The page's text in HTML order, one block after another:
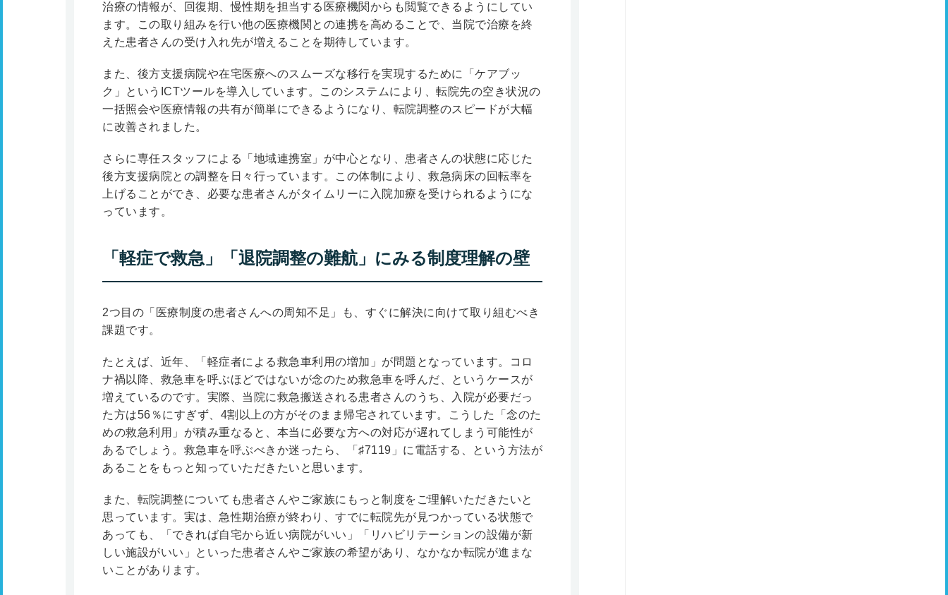
治療の情報が、回復期、慢性期を担当する医療機関からも閲覧できるようにしてい
ます。この取り組みを行い他の医療機関との連携を高めることで、当院で治療を終
えた患者さんの受け入れ先が増えることを期待しています。
また、後方支援病院や在宅医療へのスムーズな移行を実現するために「ケアブッ
ク」というICTツールを導入しています。このシステムにより、転院先の空き状況の
一括照会や医療情報の共有が簡単にできるようになり、転院調整のスピードが大幅
に改善されました。
さらに専任スタッフによる「地域連携室」が中心となり、患者さんの状態に応じた
後方支援病院との調整を日々行っています。この体制により、救急病床の回転率を
上げることができ、必要な患者さんがタイムリーに入院加療を受けられるようにな
っています。
「軽症で救急」「退院調整の難航」にみる制度理解の壁
2つ目の「医療制度の患者さんへの周知不足」も、すぐに解決に向けて取り組むべき
課題です。
たとえば、近年、「軽症者による救急車利用の増加」が問題となっています。コロ
ナ禍以降、救急車を呼ぶほどではないが念のため救急車を呼んだ、というケースが
増えているのです。実際、当院に救急搬送される患者さんのうち、入院が必要だっ
た方は56％にすぎず、4割以上の方がそのまま帰宅されています。こうした「念のた
めの救急利用」が積み重なると、本当に必要な方への対応が遅れてしまう可能性が
あるでしょう。救急車を呼ぶべきか迷ったら、「♯7119」に電話する、という方法が
あることをもっと知っていただきたいと思います。
また、転院調整についても患者さんやご家族にもっと制度をご理解いただきたいと
思っています。実は、急性期治療が終わり、すでに転院先が見つかっている状態で
あっても、「できれば自宅から近い病院がいい」「リハビリテーションの設備が新
しい施設がいい」といった患者さんやご家族の希望があり、なかなか転院が進まな
いことがあります。